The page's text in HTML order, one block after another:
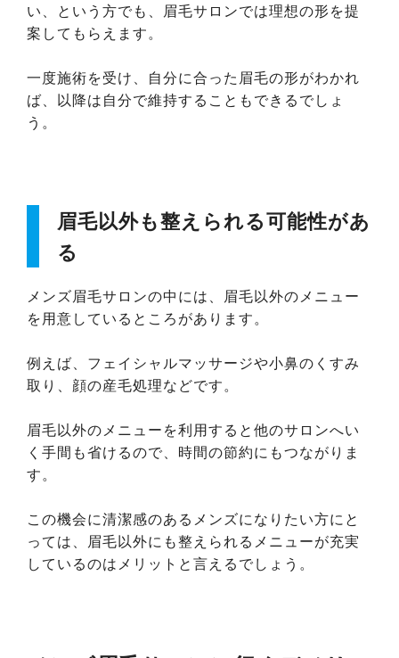
い、という方でも、眉毛サロンでは理想の形を提
案してもらえます。
一度施術を受け、自分に合った眉毛の形がわかれ
ば、以降は自分で維持することもできるでしょ
う。
眉毛以外も整えられる可能性があ
る
メンズ眉毛サロンの中には、眉毛以外のメニュー
を用意しているところがあります。
例えば、フェイシャルマッサージや小鼻のくすみ
取り、顔の産毛処理などです。
眉毛以外のメニューを利用すると他のサロンへい
く手間も省けるので、時間の節約にもつながりま
す。
この機会に清潔感のあるメンズになりたい方にと
っては、眉毛以外にも整えられるメニューが充実
しているのはメリットと言えるでしょう。